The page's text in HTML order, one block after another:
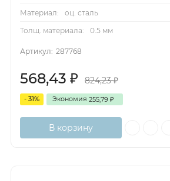
Материал:
оц. сталь
Толщ. материала:
0.5 мм
Артикул: 287768
568,43 ₽ 824,23₽
- 31% Экономия 255,79 ₽
В корзину